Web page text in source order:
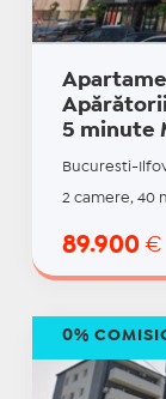
Apărătorii
5 minute
Bucuresti-Ilfov
2 camere, 40
89.900 €
0%